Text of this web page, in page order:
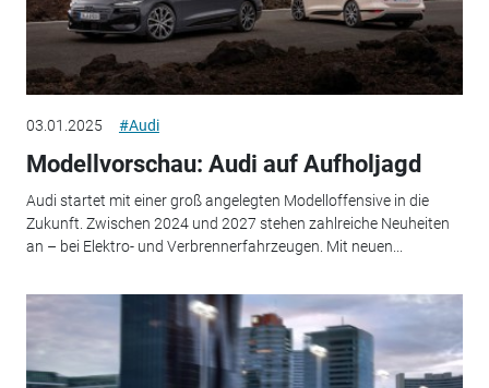
03.01.2025 #Audi
Modellvorschau: Audi auf Aufholjagd
Audi startet mit einer groß angelegten Modelloffensive in die
Zukunft. Zwischen 2024 und 2027 stehen zahlreiche Neuheiten
an – bei Elektro- und Verbrennerfahrzeugen. Mit neuen...